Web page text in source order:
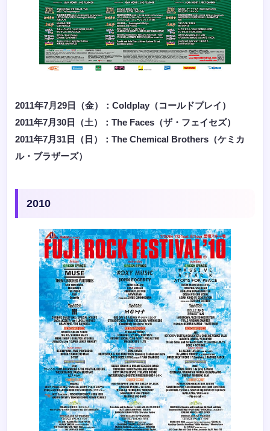
2011年7月29日（金）：Coldplay（コールドプレイ）
2011年7月30日（土）： The Faces（ザ・フェイセズ）
2011年7月31日（日）： The Chemical Brothers（ケミカ
ル・ブラザーズ）
2010